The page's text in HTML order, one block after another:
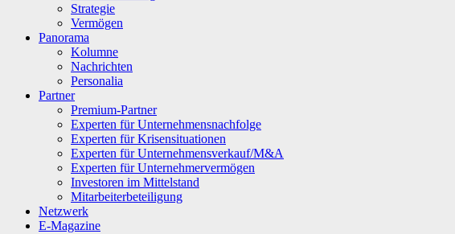
Strategie
Vermögen
Panorama
Kolumne
Nachrichten
Personalia
Partner
Premium-Partner
Experten für Unternehmensnachfolge
Experten für Krisensituationen
Experten für Unternehmensverkauf/M&A
Experten für Unternehmervermögen
Investoren im Mittelstand
Mitarbeiterbeteiligung
Netzwerk
E-Magazine